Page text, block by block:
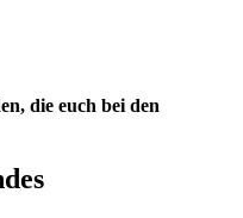
die euch bei den